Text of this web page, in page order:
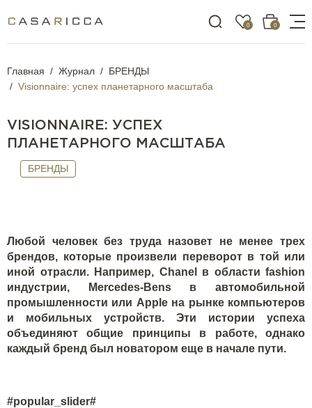
0 0
Главная Журнал
БРЕНДЫ
Visionnaire: успех планетарного масштаба
VISIONNAIRE: УСПЕХ
ПЛАНЕТАРНОГО МАСШТАБА
БРЕНДЫ
Любой человек без труда назовет не менее трех
брендов, которые произвели переворот в той или
иной отрасли. Например, Chanel в области fashion
индустрии, Merсedes-Bens в автомобильной
промышленности или Apple на рынке компьютеров
и мобильных устройств. Эти истории успеха
объединяют общие принципы в работе, однако
каждый бренд был новатором еще в начале пути.
#popular_slider#